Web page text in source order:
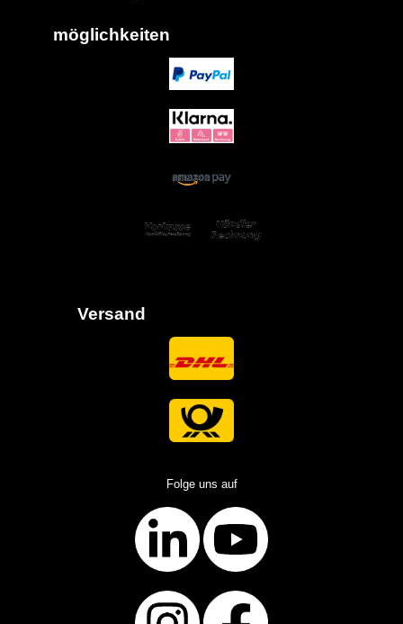
möglich keiten
Versand
Folge uns auf